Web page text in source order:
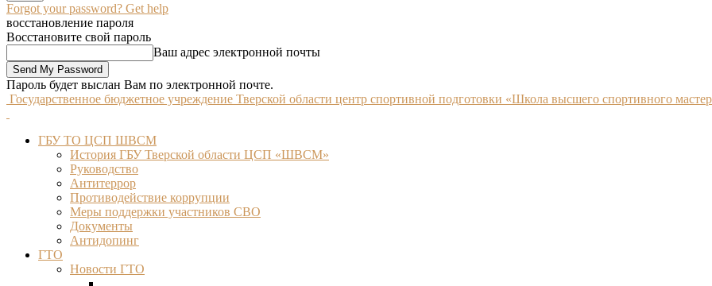
Forgot your password? Get help
восстановление пароля
Восстановите свой пароль
Ваш адрес электронной почты
Пароль будет выслан Вам по электронной почте.
Государственное бюджетное учреждение Тверской области центр спортивной подготовки «Школа высшего спортивного
ГБУ ТО ЦСП ШВСМ
История ГБУ Тверской области ЦСП «ШВСМ»
Руководство
Антитеррор
Противодействие коррупции
Меры поддержки участников СВО
Документы
Антидопинг
ГТО
Новости ГТО